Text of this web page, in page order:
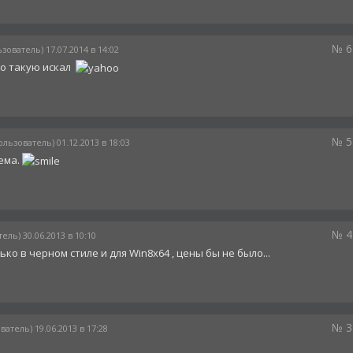
17.07.2014 в 14:02 № 6
такую искал
01.12.2013 в 18:03 № 5
30.06.2013 в 10:10 № 4
в черном стиле и для Win8x64 , цены бы не было...
19.06.2013 в 17:28 № 3